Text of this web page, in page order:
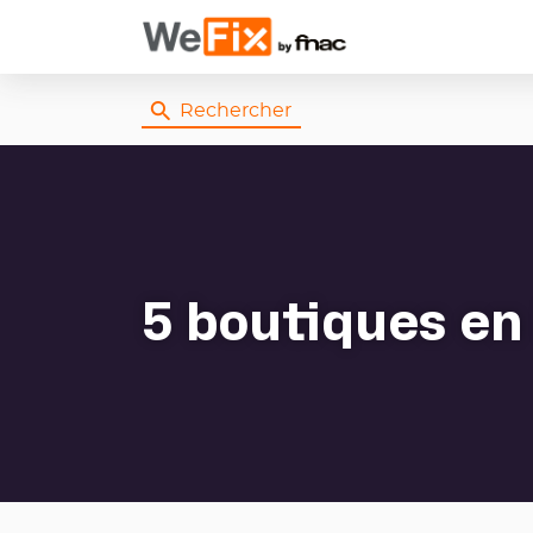
Rechercher
5 boutiques